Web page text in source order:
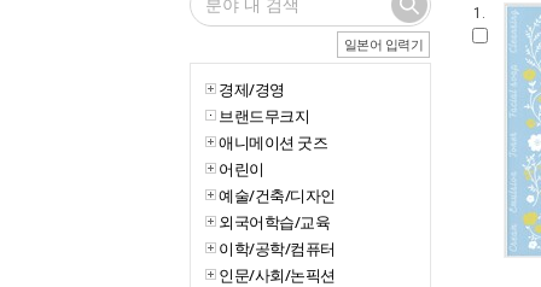
일본어 입력기
경제/경영
브랜드무크지
애니메이션 굿즈
어린이
예술/건축/디자인
외국어학습/교육
이학/공학/컴퓨터
인문/사회/논픽션
1.